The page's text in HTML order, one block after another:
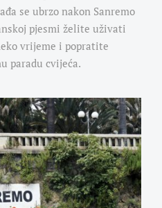
se ubrzo nakon Sanremo
pjesmi želite uživati
vrijeme i popratite
paradu cvijeća.